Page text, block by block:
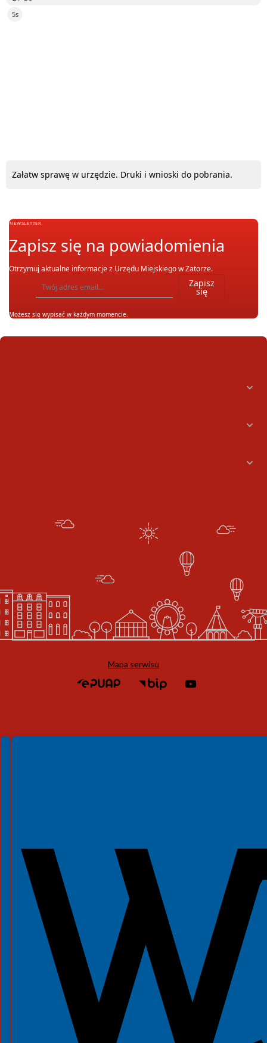
5s
Załatw sprawę w urzędzie. Druki i wnioski do pobrania.
NEWSLETTER
Zapisz się na powiadomienia
Otrzymuj aktualne informacje z Urzędu Miejskiego w Zatorze.
Zapisz
się
Możesz się wypisać w każdym momencie.
Mapa serwisu
Spełniamy standardy WCAG 2.2
Spełniamy standardy W3C